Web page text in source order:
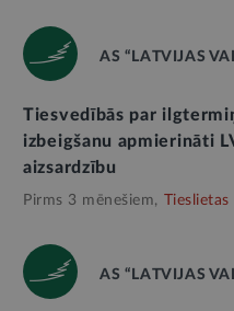
AS “LATVIJAS
Tiesvedībās par
izbeigšanu apmierināti
aizsardzību
Pirms 3 mēnešiem, Tieslietas
AS “LATVIJAS